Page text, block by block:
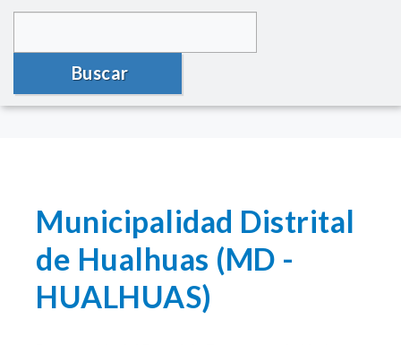
Buscar
Municipalidad Distrital
de Hualhuas (MD -
HUALHUAS)